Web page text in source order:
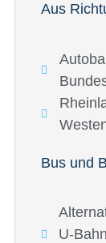
Aus
Bus und
U-